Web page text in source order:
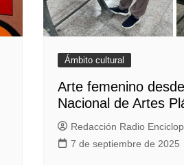
Ámbito cultural
Arte femenino
Nacional de Artes
Redacción Radio
7 de septiembre de 2025